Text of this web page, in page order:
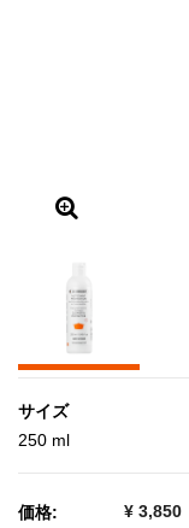
サイズ
250 ml
価格: ¥ 3,850